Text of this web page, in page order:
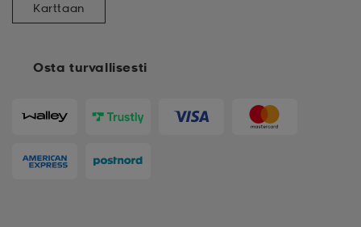
Osta turvallisesti
Karttaan